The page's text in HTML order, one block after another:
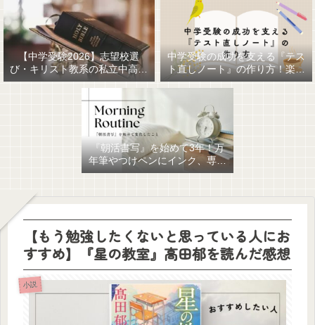
【中学受験2026】志望校選
び・キリスト教系の私立中高一
貫女子校を調べてみました
中学受験の成功を支える『テス
ト直しノート』の作り方！楽に
作るための最強おすすめ文房具
『朝活書写』を始めて3年！万
年筆やつけペンにインク、専用
ノート、毎日が充実していま
【もう勉強したくないと思っている人にお
すすめ】『星の教室』高田郁を読んだ感想
小説